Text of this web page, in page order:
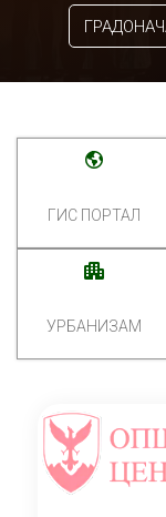
ГИС ПОРТАЛ
УРБАНИЗАМ